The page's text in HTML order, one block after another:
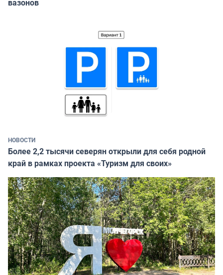
вазонов
НОВОСТИ
Более 2,2 тысячи северян открыли для себя родной
край в рамках проекта «Туризм для своих»